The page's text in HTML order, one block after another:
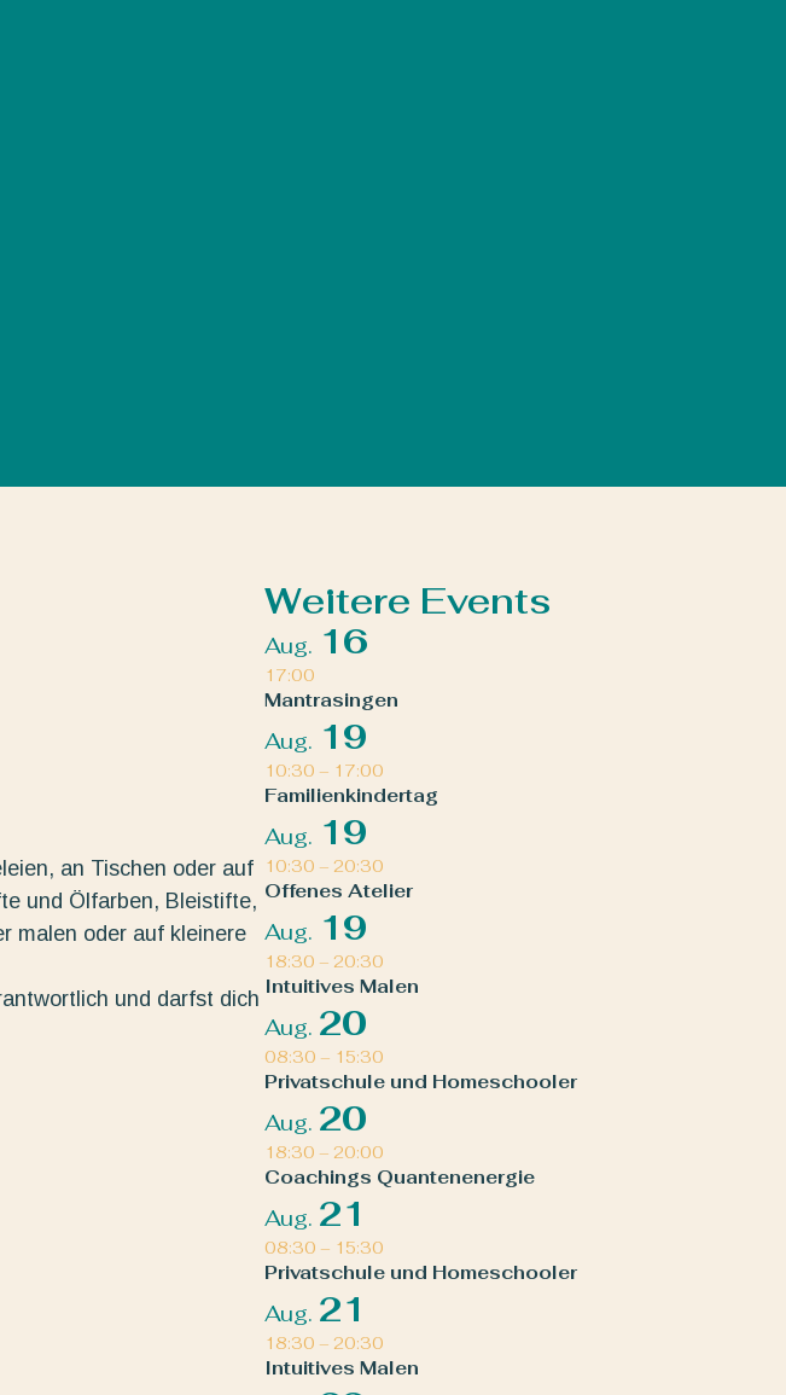
an Tischen oder auf
und Ölfarben, Bleistifte,
malen oder auf kleinere
und darfst dich
Weitere Events
Aug. 16
17:00
Mantrasingen
Aug. 19
10:30 – 17:00
Familienkindertag
Aug. 19
10:30 – 20:30
Offenes Atelier
Aug. 19
18:30 – 20:30
Intuitives Malen
Aug. 20
08:30 – 15:30
Privatschule und Homeschooler
Aug. 20
18:30 – 20:00
Coachings Quantenenergie
Aug. 21
08:30 – 15:30
Privatschule und Homeschooler
Aug. 21
18:30 – 20:30
Intuitives Malen